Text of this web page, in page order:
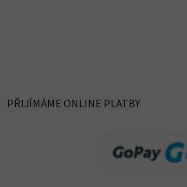
PŘIJÍMÁME ONLINE PLATBY